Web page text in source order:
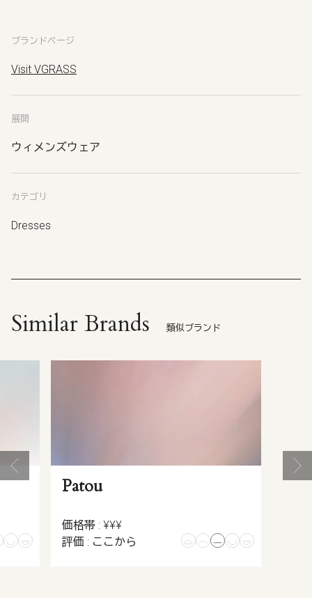
ブランドページ
Visit VGRASS
展開
ウィメンズウェア
カテゴリ
Dresses
Similar Brands 類似ブランド
Patou
価格帯 : ¥¥¥
評価 : ここから